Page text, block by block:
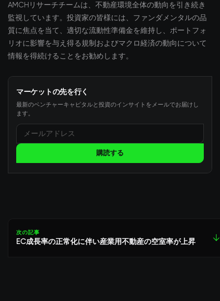
AMCHリサーチチームは、不動産環境全体の動向を引き続き
監視しています。投資家の皆様には、ファンダメンタルの品
質に焦点を当て、適切な流動性準備金を維持し、ポートフォ
リオに影響を与え得る規制およびマクロ経済の動向について
情報を得続けることをお勧めします。
マーケットの先を行く
最新のベンチャーキャピタルと投資のインサイトをメールでお届けし
ます。
購読する
次の記事
EC成長率の正常化に伴い産業用不動産の空室率が上昇 ↓